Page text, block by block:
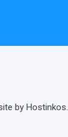
by Hostinkos.